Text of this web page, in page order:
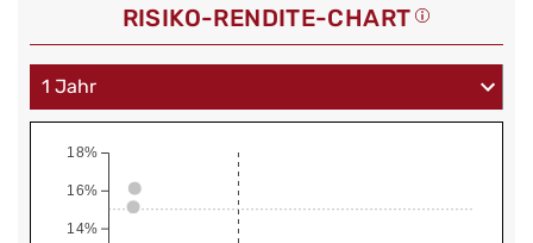
RISIKO-RENDITE-CHART
14%
16%
18%